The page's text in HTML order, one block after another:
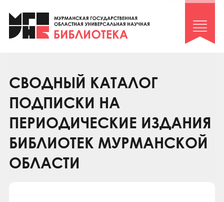
Клуб «Гиря и сельдерей»
Клуб «Семейный архив»
Коллегам
Контакты
СВОДНЫЙ КАТАЛОГ
ПОДПИСКИ НА
ПЕРИОДИЧЕСКИЕ ИЗДАНИЯ
БИБЛИОТЕК МУРМАНСКОЙ
ОБЛАСТИ